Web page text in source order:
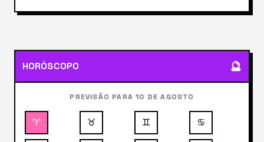
HORÓSCOPO 🔮
PREVISÃO PARA 10 DE AGOSTO
♈ ♉ ♊ ♋